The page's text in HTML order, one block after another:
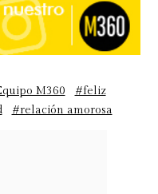
M360
#feliz
#relación amorosa